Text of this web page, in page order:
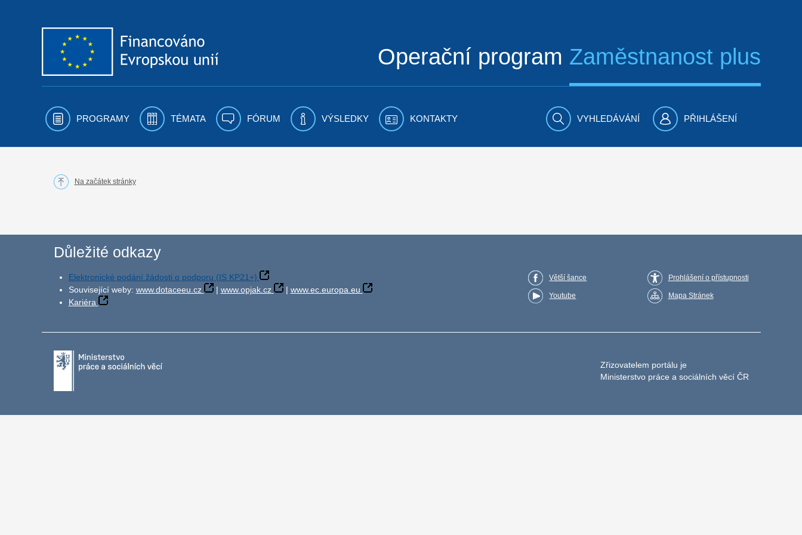
Operační program Zaměstnanost plus
PROGRAMY TÉMATA FÓRUM VÝSLEDKY KONTAKTY VYHLEDÁVÁNÍ PŘIHLÁŠENÍ
Na začátek stránky
Důležité odkazy
Elektronické podání žádosti o podporu (IS KP21+)
Související weby: www.dotaceeu.cz | www.opjak.cz | www.ec.europa.eu
Kariéra
Větší šance
Youtube
Prohlášení o přístupnosti
Mapa Stránek
Zřizovatelem portálu je
Ministerstvo práce a sociálních věcí ČR